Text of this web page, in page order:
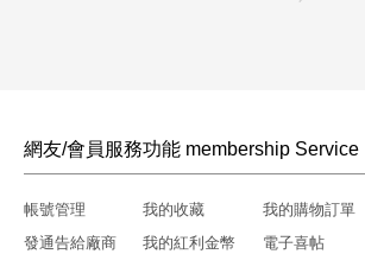
網友/會員服務功能 membership Service
帳號管理 我的收藏
我的購物訂單
發通告給廠商
我的紅利金幣
電子喜帖